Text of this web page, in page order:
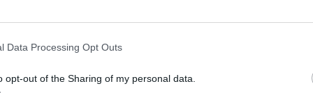
Data Processing Opt Outs
opt-out of the Sharing of my personal data.
και καθολική πρόσβαση στον πληθυσμό.
άυλα παραπεμπτικά και ενεργητική
σύγχρονες πρακτικές screening όπως HPV-DNA